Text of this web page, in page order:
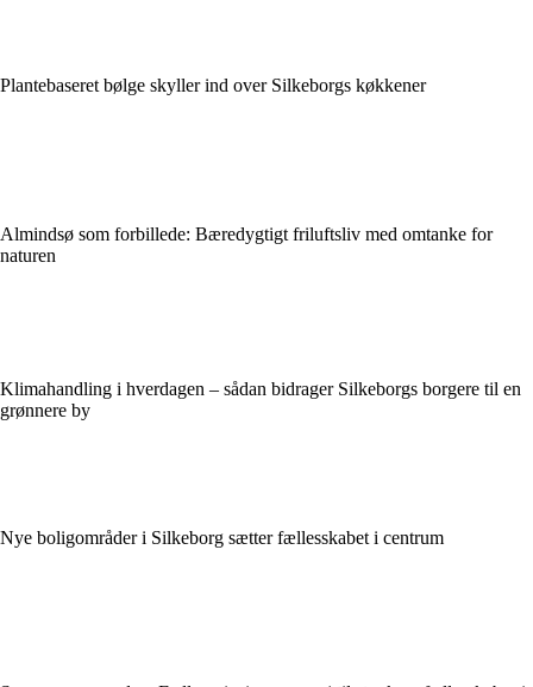
Plantebaseret bølge skyller ind over Silkeborgs køkkener
Almindsø som forbillede: Bæredygtigt friluftsliv med omtanke for
naturen
Klimahandling i hverdagen – sådan bidrager Silkeborgs borgere til en
grønnere by
Nye boligområder i Silkeborg sætter fællesskabet i centrum